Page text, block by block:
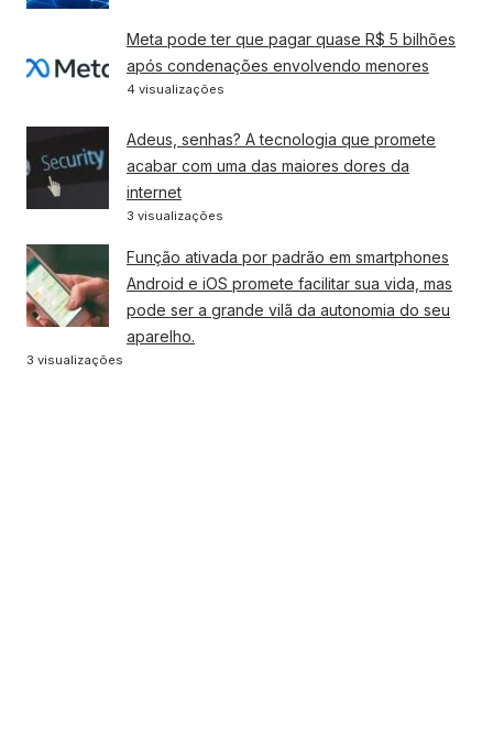
Meta pode ter que pagar quase R$ 5 bilhões
após condenações envolvendo menores
4 visualizações
Adeus, senhas? A tecnologia que promete
acabar com uma das maiores dores da
internet
3 visualizações
Função ativada por padrão em smartphones
Android e iOS promete facilitar sua vida, mas
pode ser a grande vilã da autonomia do seu
aparelho.
3 visualizações